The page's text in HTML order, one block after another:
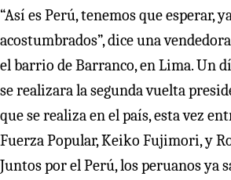
“Así es Perú, tenemos que esperar,
acostumbrados”, dice una
el barrio de Barranco, en Lima. Un
se realizara la segunda vuelta
que se realiza en el país, esta vez
Fuerza Popular, Keiko Fujimori, y
Juntos por el Perú, los peruanos ya